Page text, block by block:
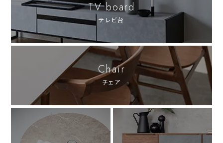
TV board
テレビ台
Chair
チェア